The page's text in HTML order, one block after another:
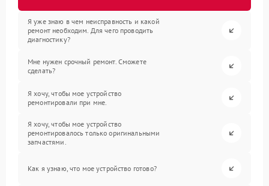
Я уже знаю в чем неисправность и какой
ремонт необходим. Для чего проводить
диагностику?
Мне нужен срочный ремонт. Сможете
сделать?
Я хочу, чтобы мое устройство
ремонтировали при мне.
Я хочу, чтобы мое устройство
ремонтировалось только оригинальными
запчастями.
Как я узнаю, что мое устройство готово?